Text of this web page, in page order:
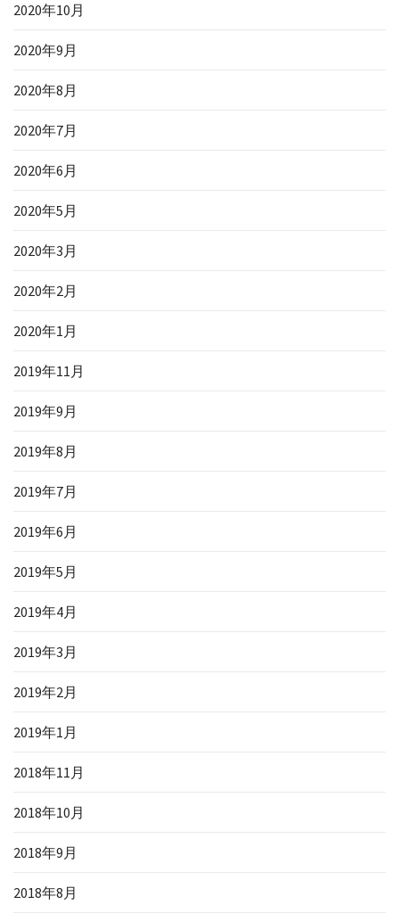
2020年10月
2020年9月
2020年8月
2020年7月
2020年6月
2020年5月
2020年3月
2020年2月
2020年1月
2019年11月
2019年9月
2019年8月
2019年7月
2019年6月
2019年5月
2019年4月
2019年3月
2019年2月
2019年1月
2018年11月
2018年10月
2018年9月
2018年8月